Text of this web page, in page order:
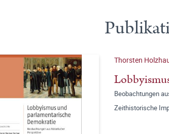
Thorsten
Beobachtungen
Zeithistorische